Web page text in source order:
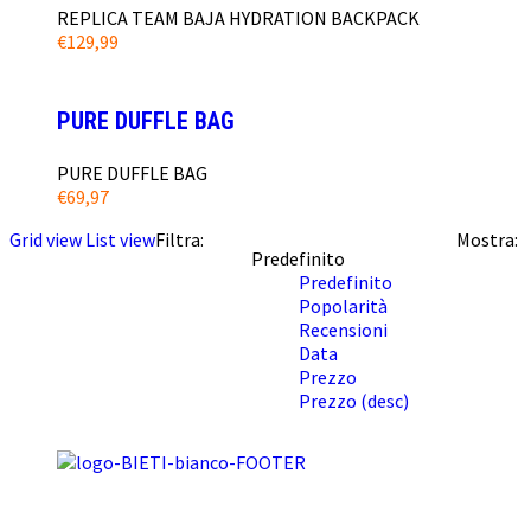
REPLICA TEAM BAJA HYDRATION BACKPACK
€129,99
PURE DUFFLE BAG
PURE DUFFLE BAG
€69,97
Grid view List viewFiltra:
Predefinito
Predefinito
Popolarità
Recensioni
Data
Prezzo
Prezzo (desc)
Mostra: